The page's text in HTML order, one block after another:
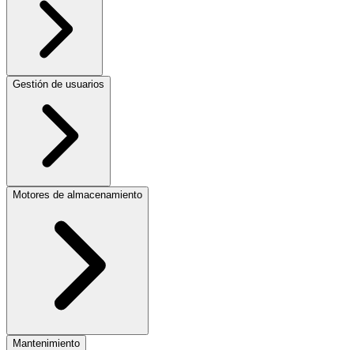
Gestión de usuarios
Motores de almacenamiento
Mantenimiento